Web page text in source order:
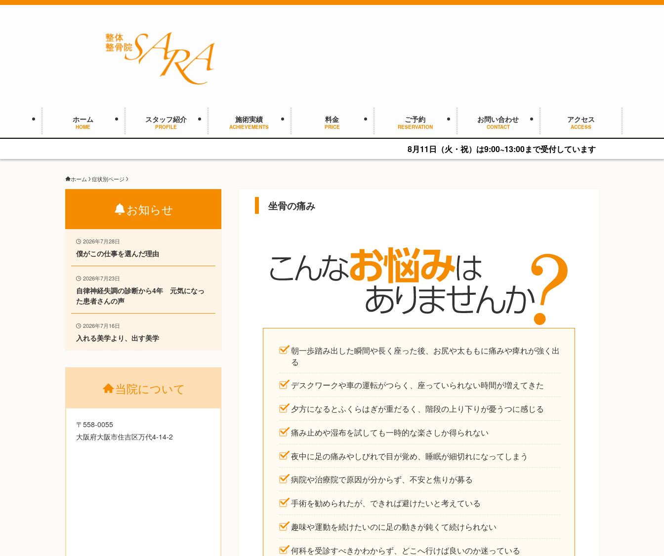
ホーム
HOME
スタッフ紹介
PROFILE
施術実績
ACHIEVEMENTS
料金
PRICE
ご予約
RESERVATION
お問い合わせ
CONTACT
アクセス
ACCESS
8月11日（火・祝）は9:00~13:00まで受付しています
ホーム 症状別ページ
坐骨の痛み
朝一歩踏み出した瞬間や長く座った後、お尻や太ももに痛みや痺れが強く出
る
デスクワークや車の運転がつらく、座っていられない時間が増えてきた
夕方になるとふくらはぎが重だるく、階段の上り下りが憂うつに感じる
痛み止めや湿布を試しても一時的な楽さしか得られない
夜中に足の痛みやしびれで目が覚め、睡眠が細切れになってしまう
病院や治療院で原因が分からず、不安と焦りが募る
手術を勧められたが、できれば避けたいと考えている
趣味や運動を続けたいのに足の動きが鈍くて続けられない
何科を受診すべきかわからず、どこへ行けば良いのか迷っている
お知らせ
2026年7月28日
僕がこの仕事を選んだ理由
2026年7月23日
自律神経失調の診断から4年 元気になっ
た患者さんの声
2026年7月16日
入れる美学より、出す美学
当院について
〒558-0055
大阪府大阪市住吉区万代4-14-2